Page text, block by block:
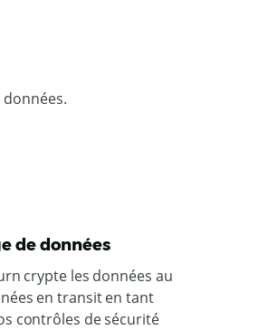
de données
crypte les données au
en transit en tant
contrôles de sécurité